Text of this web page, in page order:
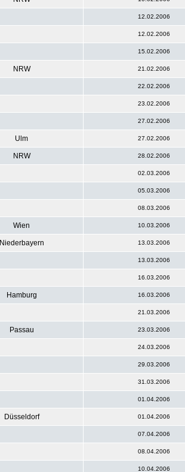
12.02.2006
12.02.2006
15.02.2006
NRW 21.02.2006
22.02.2006
23.02.2006
27.02.2006
Ulm 27.02.2006
NRW 28.02.2006
02.03.2006
05.03.2006
08.03.2006
Wien 10.03.2006
Niederbayern 13.03.2006
13.03.2006
16.03.2006
Hamburg 16.03.2006
21.03.2006
Passau 23.03.2006
24.03.2006
29.03.2006
31.03.2006
01.04.2006
Düsseldorf 01.04.2006
07.04.2006
08.04.2006
10.04.2006